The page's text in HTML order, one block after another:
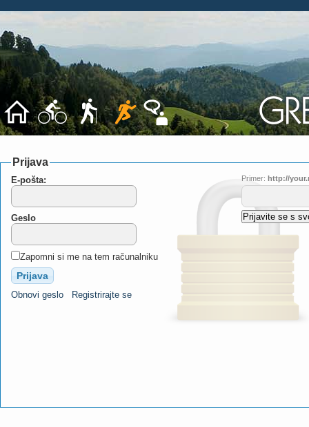
Prijava
E-pošta:
Geslo
Zapomni si me na tem računalniku
Obnovi geslo Registrirajte se
Primer: http://